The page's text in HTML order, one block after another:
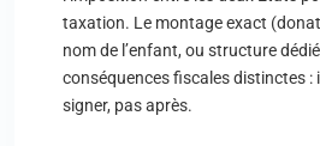
taxation. Le montage exact
nom de l’enfant, ou structure
conséquences fiscales distinctes :
signer, pas après.